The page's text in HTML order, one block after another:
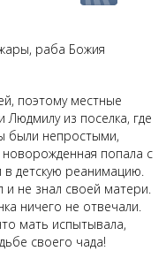
раба Божия
поэтому местные
Людмилу из поселка, где
были непростыми,
попала с
детскую реанимацию.
и не знал своей матери.
ничего не отвечали.
мать испытывала,
своего чада!